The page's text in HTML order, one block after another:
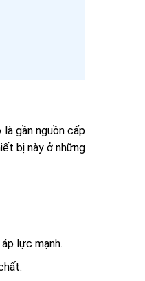
gần nguồn cấp
bị này ở những
lực mạnh.